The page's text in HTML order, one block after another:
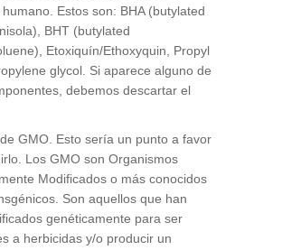
Estos son: BHA (butylated
BHT (butylated
Etoxiquín/Ethoxyquin, Propyl
glycol. Si aparece alguno de
debemos descartar el
GMO. Esto sería un punto a favor
Los GMO son Organismos
Modificados o más conocidos
Son aquellos que han
genéticamente para ser
a herbicidas y/o producir un